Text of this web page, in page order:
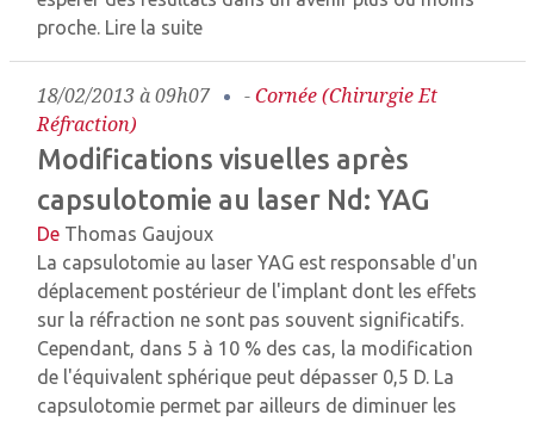
proche. Lire la suite
18/02/2013 à 09h07 -Cornée (chirurgie Et
Réfraction)
Modifications visuelles après
capsulotomie au laser Nd: YAG
De Thomas Gaujoux
La capsulotomie au laser YAG est responsable d'un
déplacement postérieur de l'implant dont les effets
sur la réfraction ne sont pas souvent significatifs.
Cependant, dans 5 à 10 % des cas, la modification
de l'équivalent sphérique peut dépasser 0,5 D. La
capsulotomie permet par ailleurs de diminuer les